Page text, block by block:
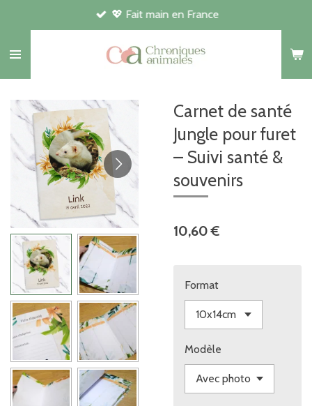
contenu
💖 Fait main en France
Carnet de santé
Jungle pour furet
– Suivi santé &
souvenirs
10,60 €
Format
Modèle